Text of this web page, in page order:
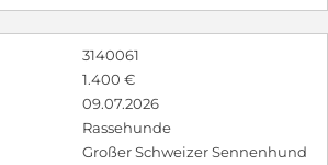
3140061
1.400 €
09.07.2026
Rassehunde
Großer Schweizer Sennenhund